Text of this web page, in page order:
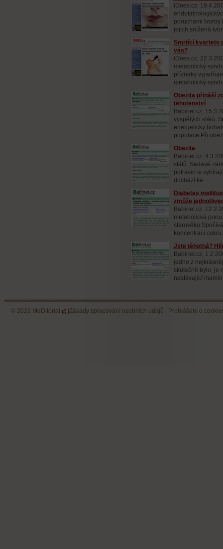
iDnes.cz,
poruchami tvorby
jejich snížená
Smrtící kvarteto
vás?
iDnes.cz,
metabolický
příznaky
metabolický
Obezita přináší
těhotenství
Babinet.cz,
vyspělých států.
energeticky
populace.Při
Obezita
Babinet.cz,
států. Sedavé
potravin si
dochází ke...
Diabetes
zmůže
Babinet.cz,
metabolická
koncentraci
Jste těhotná?
Babinet.cz,
jedno z
skutečně bylo, je
nastávající
© 2022 MeDitorial | Zásady zpracování osobních údajů Prohlášení o